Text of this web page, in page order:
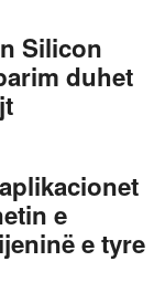
Silicon
duhet
e
e tyre